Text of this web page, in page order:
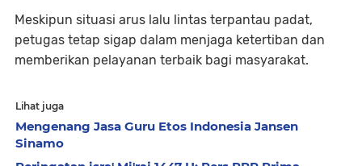
Meskipun situasi arus lalu lintas terpantau padat,
petugas tetap sigap dalam menjaga ketertiban dan
memberikan pelayanan terbaik bagi masyarakat.
Lihat juga
Mengenang Jasa Guru Etos Indonesia Jansen
Sinamo